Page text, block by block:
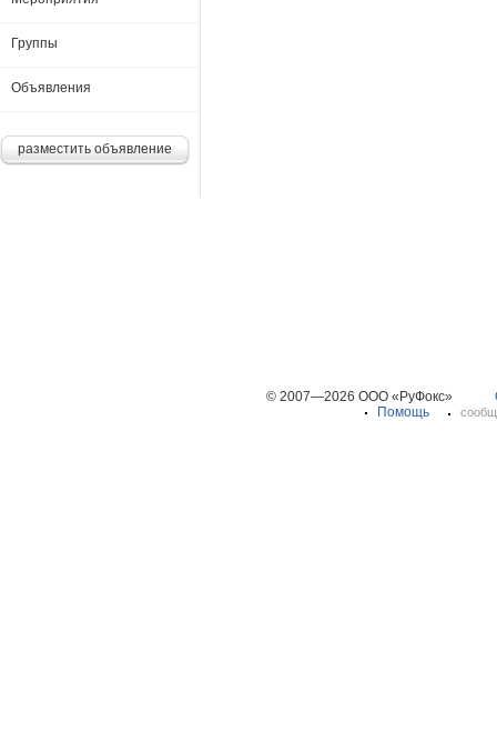
Группы
Объявления
разместить объявление
© 2007—2026 ООО «РуФокс»
Помощь